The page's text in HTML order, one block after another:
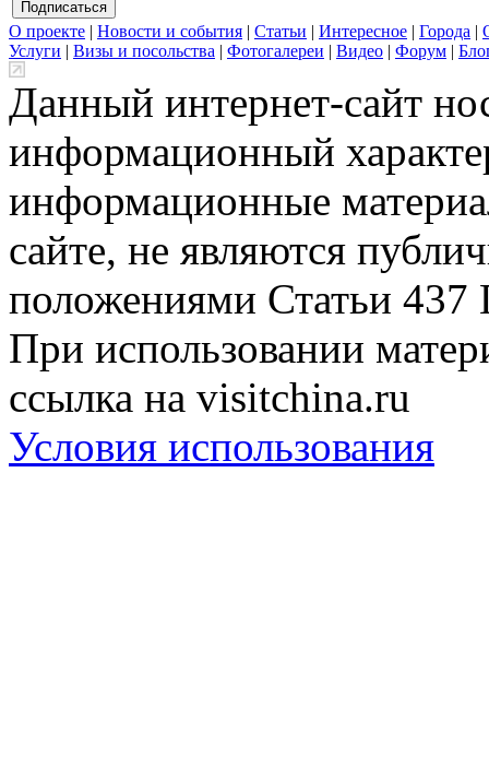
О проекте | Новости и события | Статьи | Интересное | Города |
Услуги | Визы и посольства | Фотогалереи | Видео | Форум |
Данный интернет-сайт
информационный
информационные
сайте, не являются
положениями Статьи 437
При использовании
ссылка на visitchina.ru
Условия использования